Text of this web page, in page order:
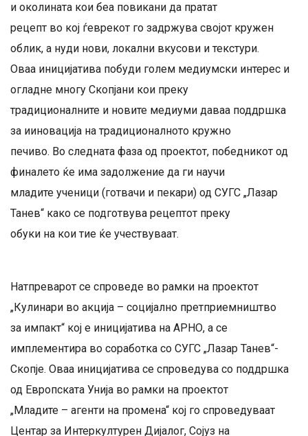
и околината кои беа повикани да пратат
рецепт во кој ѓеврекот го задржува својот кружен
облик, а нуди нови, локални вкусови и текстури.
Оваа иницијатива побуди голем медиумски интерес и
огладне многу Скопјани кои преку
традиционалните и новите медиуми даваа поддршка
за ииновација на традиционалното кружно
печиво. Во следната фаза од проектот, победникот од
финалето ќе има задолжение да ги научи
младите ученици (готвачи и пекари) од СУГС „Лазар
Танев“ како се подготвува рецептот преку
обуки на кои тие ќе учествуваат.
Натпреварот се спроведе во рамки на проектот
„Кулинари во акција – социјално претприемништво
за импакт“ кој е иницијатива на АРНО, а се
имплементира во соработка со СУГС „Лазар Танев“-
Скопје. Оваа иницијатива се спроведува со поддршка
од Европската Унија во рамки на проектот
„Младите – агенти на променa“ кој го спроведуваат
Центар за Интеркултурен Дијалог, Сојуз на